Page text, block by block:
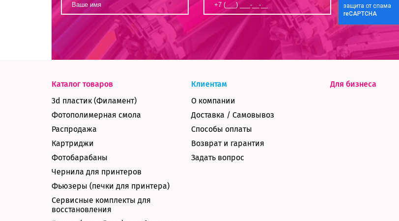
Каталог товаров
3d пластик (Филамент)
Фотополимерная смола
Распродажа
Картриджи
Фотобарабаны
Чернила для принтеров
Фьюзеры (печки для принтера)
Сервисные комплекты для
восстановления
Клиентам
О компании
Доставка / Самовывоз
Способы оплаты
Возврат и гарантия
Задать вопрос
Для бизнеса